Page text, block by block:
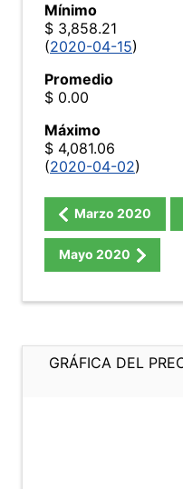
Mínimo
$ 3,858.21
(2020-04-15)
Promedio
$ 0.00
Máximo
$ 4,081.06
(2020-04-02)
Marzo 2020
Mayo 2020
GRÁFICA DEL